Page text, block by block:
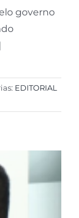
governo
EDITORIAL